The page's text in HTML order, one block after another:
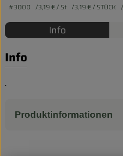
Firmenkunden
#3000 3,19 €/ St 3,19 €/ STÜCK
Info
Info
.
Produktinformationen